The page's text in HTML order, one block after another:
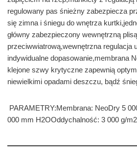
regulowany pas śnieżny zabezpiecza
się zimna i śniegu do wnętrza
główny zabezpieczony wewnętrzną plisą
przeciwwiatrową,wewnętrzna regulacja
indywidualne dopasowanie,membrana
klejone szwy krytyczne zapewnią
niewielkimi opadami deszczu, bądź
PARAMETRY:Membrana: NeoDry 5
000 mm H2OOddychalność: 3 000 g/